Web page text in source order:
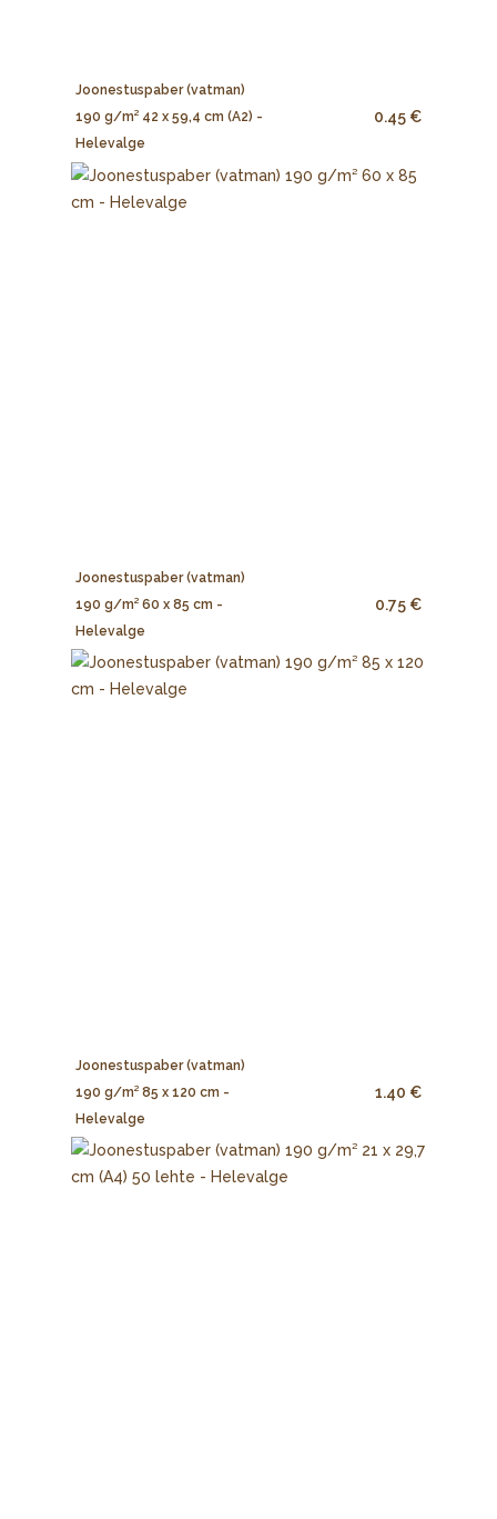
Joonestuspaber (vatman)
190 g/m² 42 x 59,4 cm (A2) -
Helevalge
0.45 €
Joonestuspaber (vatman)
190 g/m² 60 x 85 cm -
Helevalge
0.75 €
Joonestuspaber (vatman)
190 g/m² 85 x 120 cm -
Helevalge
1.40 €